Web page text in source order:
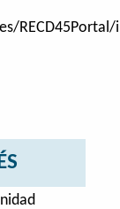
RECD45Portal/